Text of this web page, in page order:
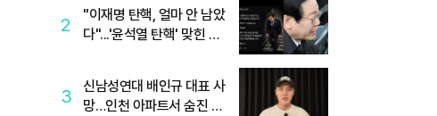
2
"이재명 탄핵, 얼마 안 남았
다"...'윤석열 탄핵' 맞힌 무
3
신남성연대 배인규 대표 사
망…인천 아파트서 숨진 채